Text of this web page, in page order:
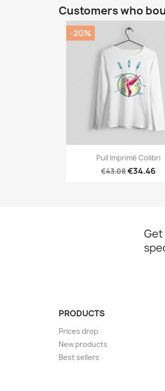
Customers who
Quick view
Pull Imprimé Colibri
€43.08€34.46
-20%
PRODUCTS
Prices drop
New products
Best sellers